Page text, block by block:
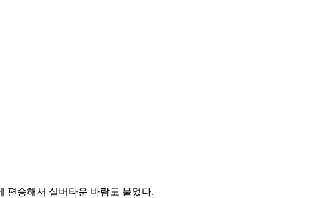
편승해서 실버타운 바람도 불었다.